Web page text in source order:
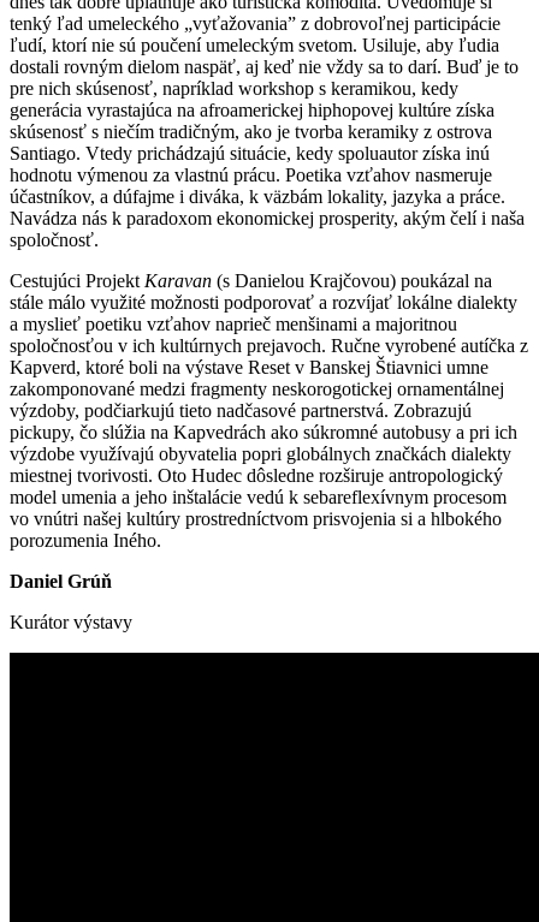
tenký ľad umeleckého „vyťažovania” z dobrovoľnej participácie
ľudí, ktorí nie sú poučení umeleckým svetom. Usiluje, aby ľudia
dostali rovným dielom naspäť, aj keď nie vždy sa to darí. Buď je to
pre nich skúsenosť, napríklad workshop s keramikou, kedy
generácia vyrastajúca na afroamerickej hiphopovej kultúre získa
skúsenosť s niečím tradičným, ako je tvorba keramiky z ostrova
Santiago. Vtedy prichádzajú situácie, kedy spoluautor získa inú
hodnotu výmenou za vlastnú prácu. Poetika vzťahov nasmeruje
účastníkov, a dúfajme i diváka, k väzbám lokality, jazyka a práce.
Navádza nás k paradoxom ekonomickej prosperity, akým čelí i naša
spoločnosť.
Cestujúci Projekt Karavan (s Danielou Krajčovou) poukázal na
stále málo využité možnosti podporovať a rozvíjať lokálne dialekty
a myslieť poetiku vzťahov naprieč menšinami a majoritnou
spoločnosťou v ich kultúrnych prejavoch. Ručne vyrobené autíčka z
Kapverd, ktoré boli na výstave Reset v Banskej Štiavnici umne
zakomponované medzi fragmenty neskorogotickej ornamentálnej
výzdoby, podčiarkujú tieto nadčasové partnerstvá. Zobrazujú
pickupy, čo slúžia na Kapvedrách ako súkromné autobusy a pri ich
výzdobe využívajú obyvatelia popri globálnych značkách dialekty
miestnej tvorivosti. Oto Hudec dôsledne rozširuje antropologický
model umenia a jeho inštalácie vedú k sebareflexívnym procesom
vo vnútri našej kultúry prostredníctvom prisvojenia si a hlbokého
porozumenia Iného.
Daniel Grúň
Kurátor výstavy